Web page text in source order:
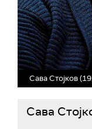
Сава Стојков
Сава